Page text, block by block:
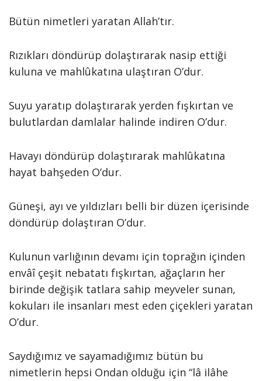
Bütün nimetleri yaratan Allah’tır.
Rızıkları döndürüp dolaştırarak nasip ettiği
kuluna ve mahlûkatına ulaştıran O’dur.
Suyu yaratıp dolaştırarak yerden fışkırtan ve
bulutlardan damlalar halinde indiren O’dur.
Havayı döndürüp dolaştırarak mahlûkatına
hayat bahşeden O’dur.
Güneşi, ayı ve yıldızları belli bir düzen içerisinde
döndürüp dolaştıran O’dur.
Kulunun varlığının devamı için toprağın içinden
envâî çeşit nebatatı fışkırtan, ağaçların her
birinde değişik tatlara sahip meyveler sunan,
kokuları ile insanları mest eden çiçekleri yaratan
O’dur.
Saydığımız ve sayamadığımız bütün bu
nimetlerin hepsi Ondan olduğu için “lâ ilâhe